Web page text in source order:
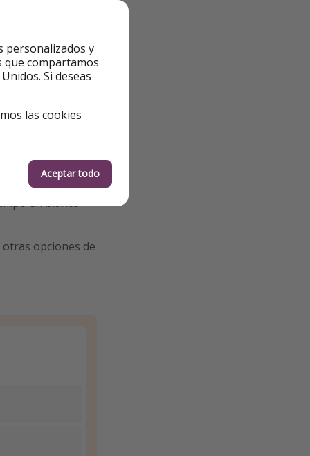
en blanco
opciones de
personalizados y
que compartamos
Si deseas
las cookies
Aceptar todo